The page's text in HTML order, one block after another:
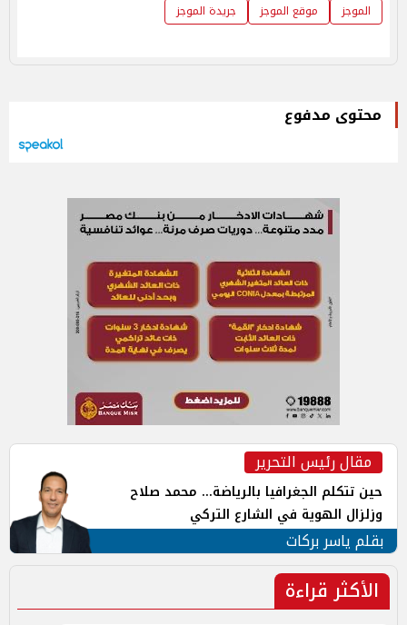
الموجز
موقع الموجز جريدة الموجز
محتوى مدفوع
مقال رئيس التحرير
حين تتكلم الجغرافيا بالرياضة... محمد صلاح
وزلزال الهوية في الشارع التركي
بقلم ياسر بركات
الأكثر قراءة